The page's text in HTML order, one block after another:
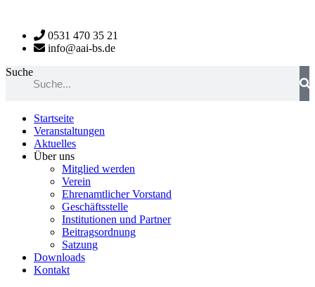
wechseln 0531 470 35 21
info@aai-bs.de
Suche
Startseite
Veranstaltungen
Aktuelles
Über uns
Mitglied werden
Verein
Ehrenamtlicher Vorstand
Geschäftsstelle
Institutionen und Partner
Beitragsordnung
Satzung
Downloads
Kontakt